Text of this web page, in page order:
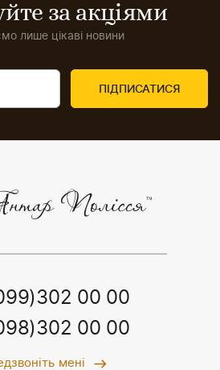
за акціями
лише цікаві новини
00 00
00 00
мені